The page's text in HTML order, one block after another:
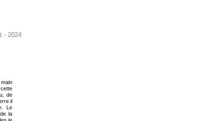
- 2024
de
il
Le
la